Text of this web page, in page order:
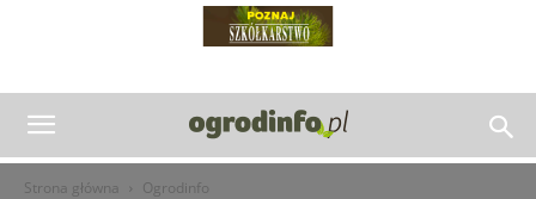
Strona główna Ogrodinfo